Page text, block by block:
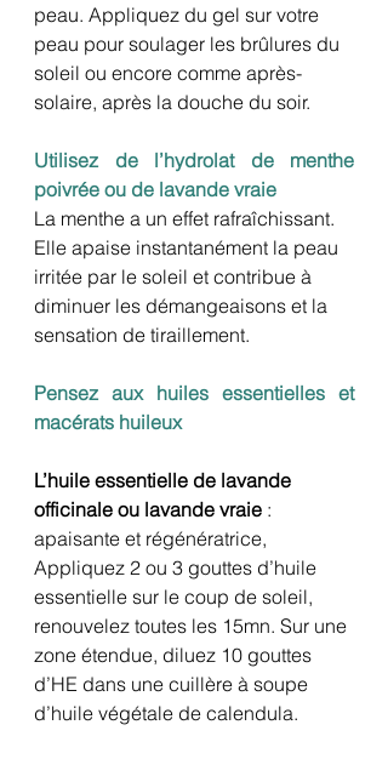
peau. Appliquez du gel sur votre
peau pour soulager les brûlures du
soleil ou encore comme après-
solaire, après la douche du soir.
Utilisez de l’hydrolat de menthe
poivrée ou de lavande vraie
La menthe a un effet rafraîchissant.
Elle apaise instantanément la peau
irritée par le soleil et contribue à
diminuer les démangeaisons et la
sensation de tiraillement.
Pensez aux huiles essentielles et
macérats huileux
L’huile essentielle de lavande
officinale ou lavande vraie :
apaisante et régénératrice,
Appliquez 2 ou 3 gouttes d’huile
essentielle sur le coup de soleil,
renouvelez toutes les 15mn. Sur une
zone étendue, diluez 10 gouttes
d’HE dans une cuillère à soupe
d’huile végétale de calendula.